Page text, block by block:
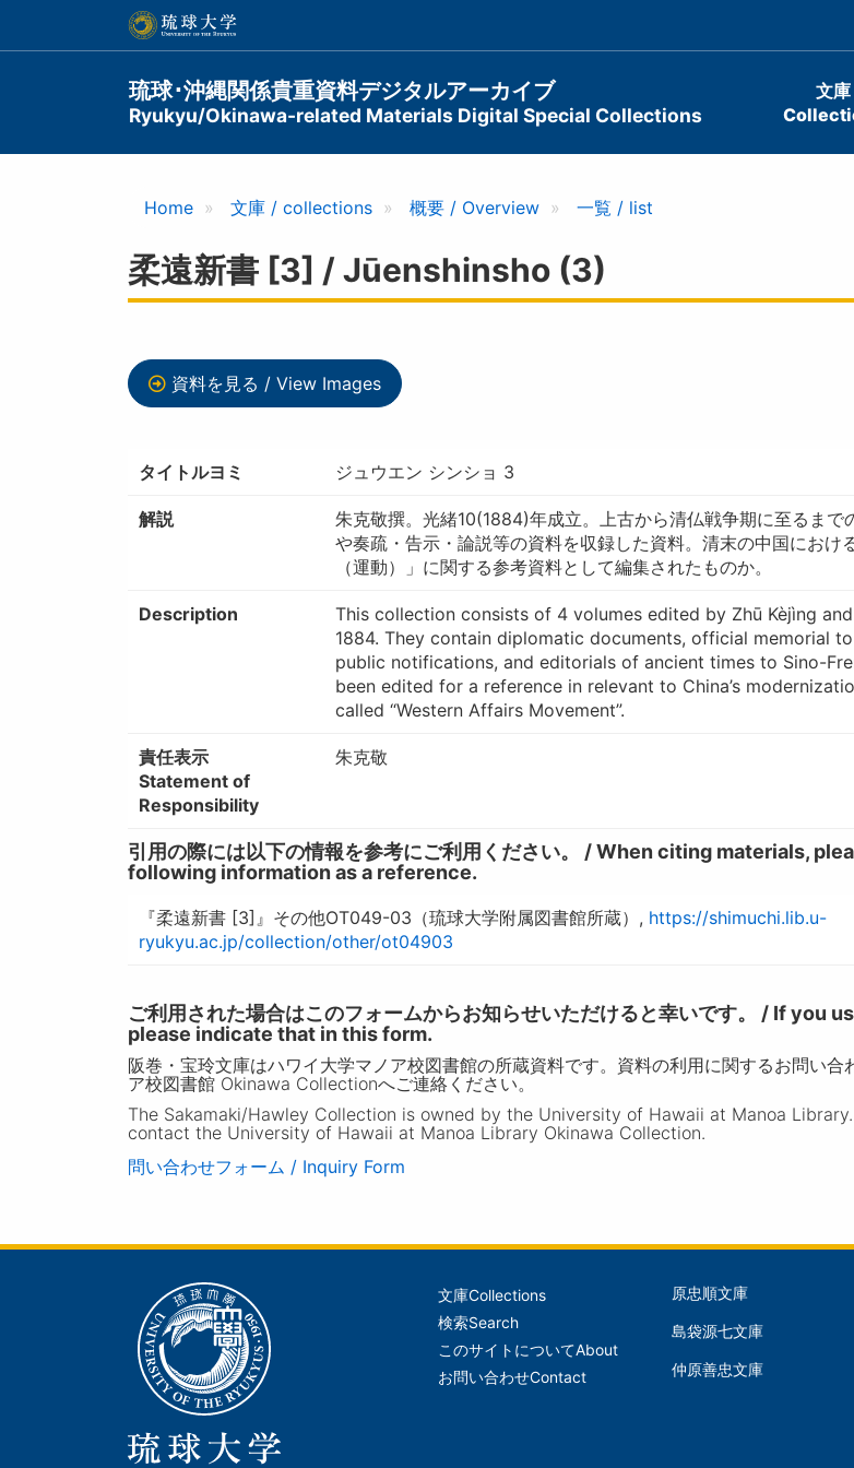
ン
琉球･沖縄関係貴重資料デジタルアーカイブ
Ryukyu/Okinawa-related Materials Digital Special Collections
Main
navigation
文庫
Home 文庫 / collections 概要 / Overview 一覧 / list
柔遠新書 [3] / Jūenshinsho (3)
資料を見る / View Images
タイトルヨミ ジュウエン シンショ 3
解説
朱克敬撰。光緒10(1884)年成立。上古から清仏戦争期に至るまで
や奏疏・告示・論説等の資料を収録した資料。清末の中国におけ
（運動）」に関する参考資料として編集されたものか。
Description
This collection consists of 4 volumes edited by Zhū Kèjìng
1884. They contain diplomatic documents, official memorial
public notifications, and editorials of ancient times to Sino-
been edited for a reference in relevant to China’s
called “Western Affairs Movement”.
責任表示
Statement of
Responsibility
朱克敬
引用の際には以下の情報を参考にご利用ください。 / When citing materials,
following information as a reference.
『柔遠新書 [3]』その他OT049-03（琉球大学附属図書館所蔵）, https://shimuchi.lib.u-
ryukyu.ac.jp/collection/other/ot04903
ご利用された場合はこのフォームからお知らせいただけると幸いです。 / If you
please indicate that in this form.
阪巻・宝玲文庫はハワイ大学マノア校図書館の所蔵資料です。資料の利用に関するお問い合
ア校図書館 Okinawa Collectionへご連絡ください。
The Sakamaki/Hawley Collection is owned by the University of Hawaii at Manoa
contact the University of Hawaii at Manoa Library Okinawa Collection.
問い合わせフォーム / Inquiry Form
メ
イ
ン
文庫Collections
検索Search
このサイトについてAbout
お問い合わせContact
文
(Left)
原忠順文庫
島袋源七文庫
仲原善忠文庫